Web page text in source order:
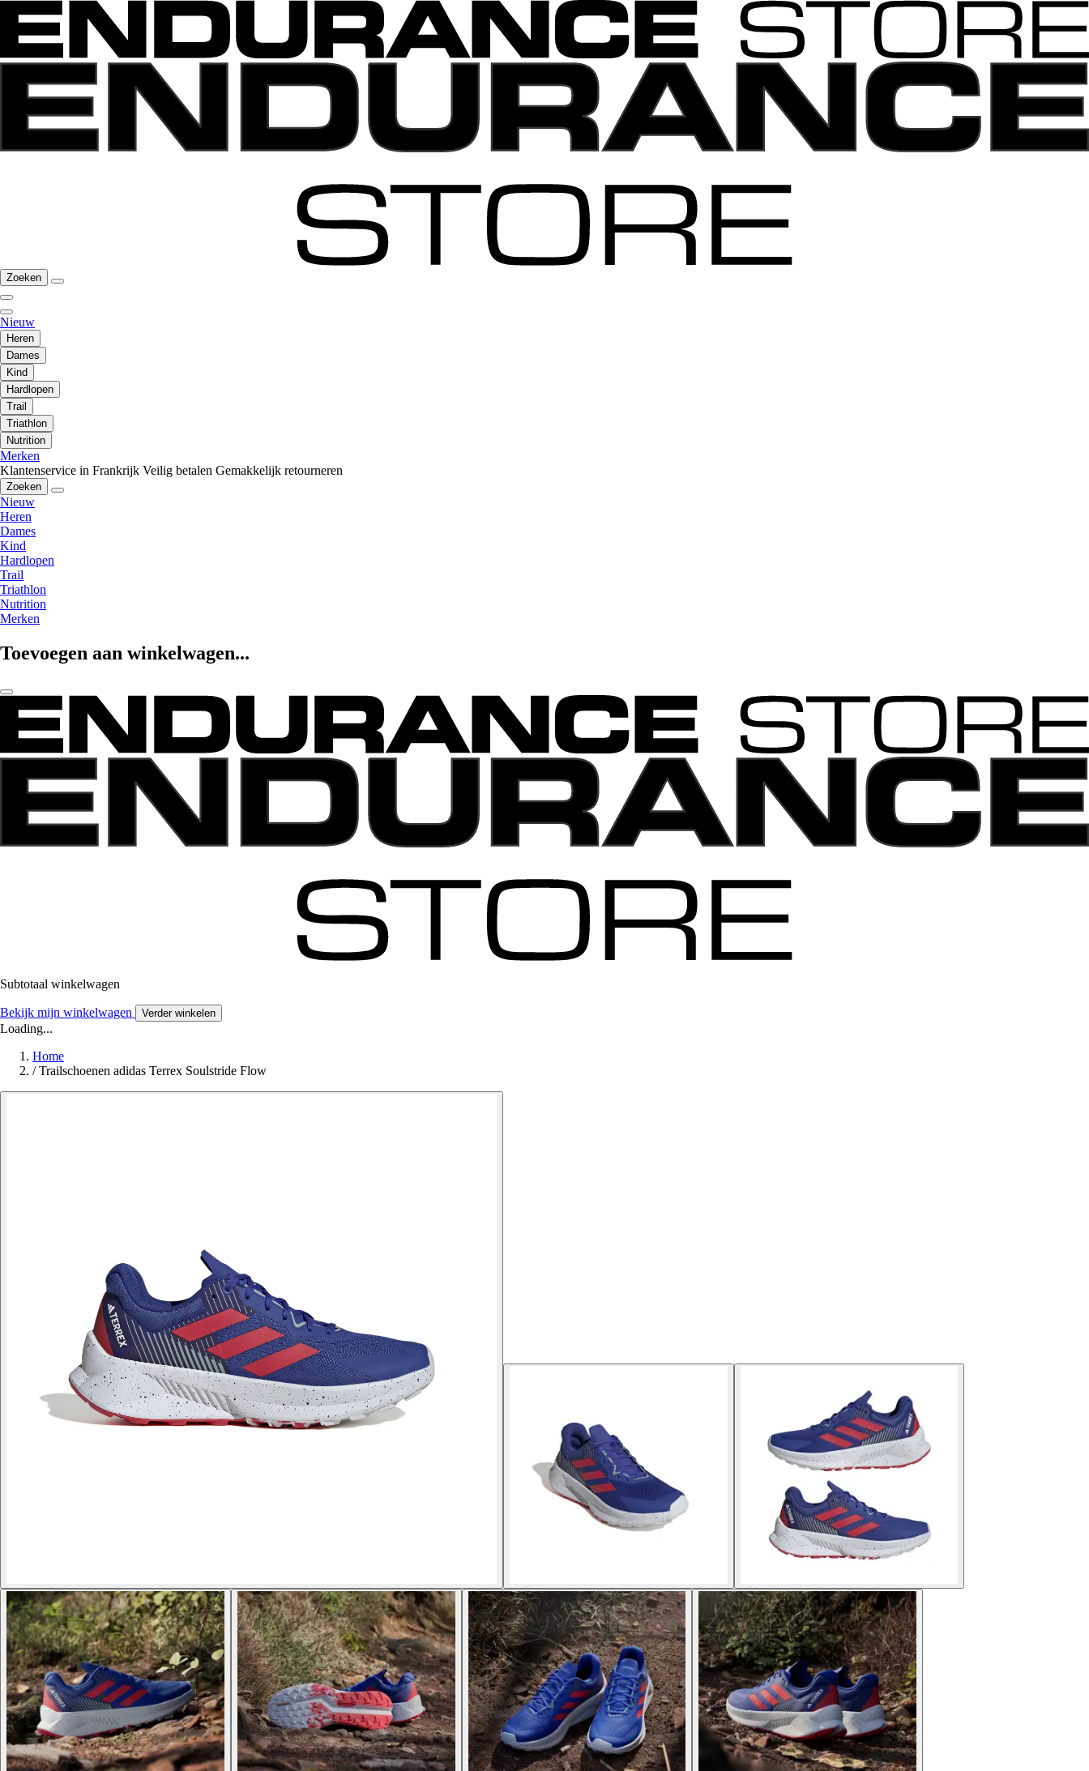
Zoeken
Nieuw
Heren
Dames
Kind
Hardlopen
Trail
Triathlon
Nutrition
Merken
Klantenservice in Frankrijk Veilig betalen Gemakkelijk retourneren
Zoeken
Nieuw
Heren
Dames
Kind
Hardlopen
Trail
Triathlon
Nutrition
Merken
Toevoegen aan winkelwagen...
Subtotaal winkelwagen
Bekijk mijn winkelwagen Verder winkelen
Loading...
Home
/ Trailschoenen adidas Terrex Soulstride Flow